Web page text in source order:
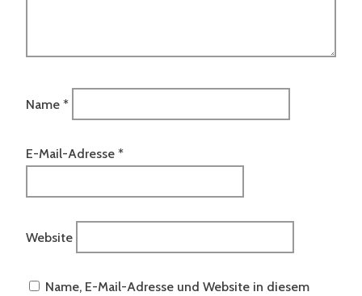
Name *
E-Mail-Adresse *
Website
Name, E-Mail-Adresse und Website in diesem